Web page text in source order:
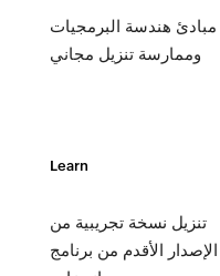
مبادئ هندسة البرمجيات
وممارسة تنزيل مجاني
Learn
تنزيل نسخة تجريبية من
الإصدار الأقدم من برنامج